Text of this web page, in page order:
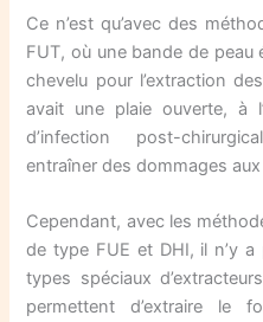
Ce n’est qu’avec des
FUT, où une bande de peau
chevelu pour l’extraction
avait une plaie ouverte, à
d’infection post-
entraîner des dommages
Cependant, avec les
de type FUE et DHI, il n’y
types spéciaux
permettent d’extraire le